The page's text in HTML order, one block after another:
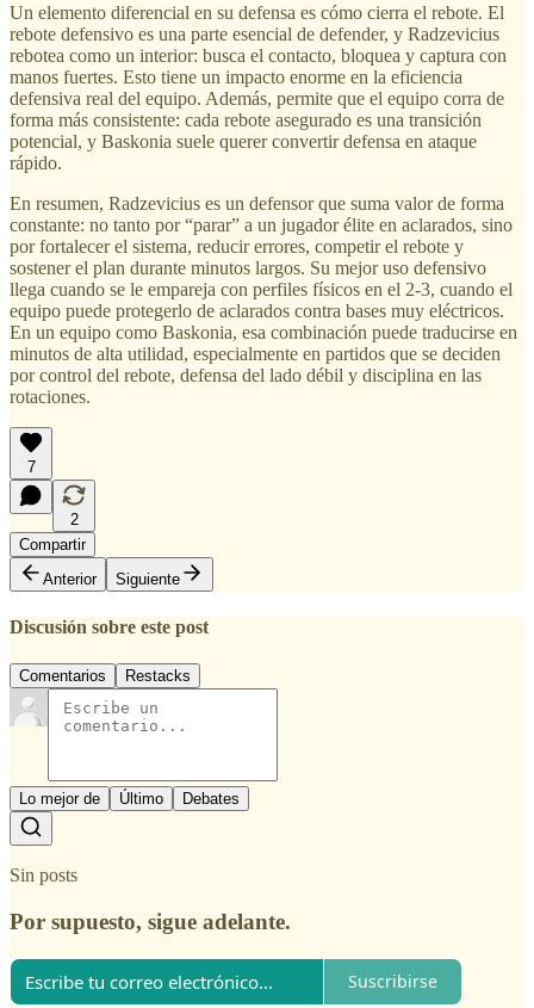
Un elemento diferencial en su defensa es cómo cierra el rebote. El
rebote defensivo es una parte esencial de defender, y Radzevicius
rebotea como un interior: busca el contacto, bloquea y captura con
manos fuertes. Esto tiene un impacto enorme en la eficiencia
defensiva real del equipo. Además, permite que el equipo corra de
forma más consistente: cada rebote asegurado es una transición
potencial, y Baskonia suele querer convertir defensa en ataque
rápido.
En resumen, Radzevicius es un defensor que suma valor de forma
constante: no tanto por “parar” a un jugador élite en aclarados, sino
por fortalecer el sistema, reducir errores, competir el rebote y
sostener el plan durante minutos largos. Su mejor uso defensivo
llega cuando se le empareja con perfiles físicos en el 2-3, cuando el
equipo puede protegerlo de aclarados contra bases muy eléctricos.
En un equipo como Baskonia, esa combinación puede traducirse en
minutos de alta utilidad, especialmente en partidos que se deciden
por control del rebote, defensa del lado débil y disciplina en las
rotaciones.
7
2
Compartir
Anterior
Siguiente
Discusión sobre este post
Comentarios Restacks
Lo mejor de Último Debates
Sin posts
Por supuesto, sigue adelante.
Suscribirse